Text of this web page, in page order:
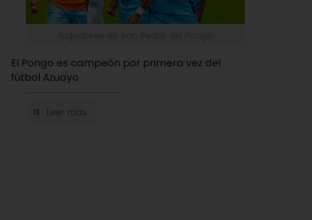
El Pongo es campeón por primera vez del
fútbol Azuayo
Leer mas